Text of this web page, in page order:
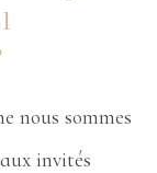
nous sommes
invités